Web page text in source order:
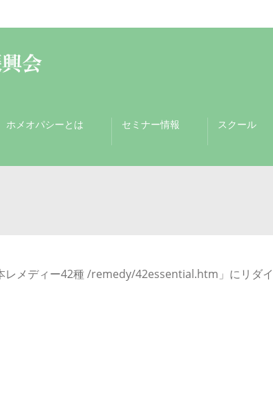
ホメオパシーとは セミナー情報 スクール
メディー42種 /remedy/42essential.htm」にリダイ